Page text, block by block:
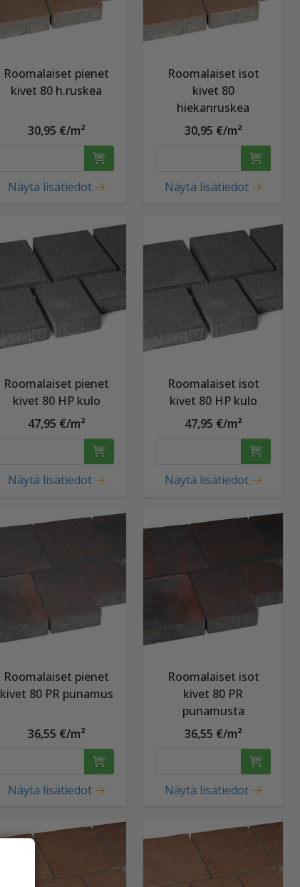
Roomalaiset pienet
kivet 80 h.ruskea
30,95 €/m²
Näytä lisätiedot
Roomalaiset isot
kivet 80
hiekanruskea
30,95 €/m²
Näytä lisätiedot
Roomalaiset pienet
kivet 80 HP kulo
47,95 €/m²
Näytä lisätiedot
Roomalaiset isot
kivet 80 HP kulo
47,95 €/m²
Näytä lisätiedot
Roomalaiset pienet
kivet 80 PR punamus
36,55 €/m²
Näytä lisätiedot
Roomalaiset isot
kivet 80 PR
punamusta
36,55 €/m²
Näytä lisätiedot